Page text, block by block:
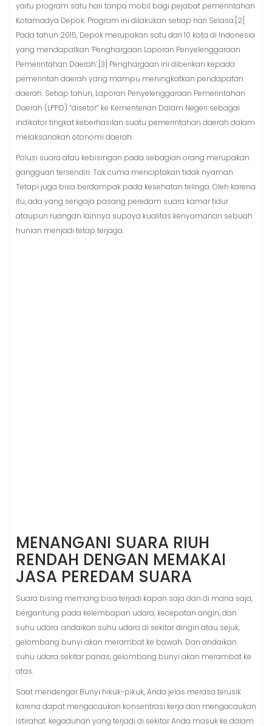
yaitu program satu hari tanpa mobil bagi pejabat pemerintahan
Kotamadya Depok. Program ini dilakukan setiap hari Selasa.[2]
Pada tahun 2015, Depok merupakan satu dari 10 kota di Indonesia
yang mendapatkan ‘Penghargaan Laporan Penyelenggaraan
Pemerintahan Daerah’.[3] Penghargaan ini diberikan kepada
pemerintah daerah yang mampu meningkatkan pendapatan
daerah. Setiap tahun, Laporan Penyelenggaraan Pemerintahan
Daerah (LPPD) “disetor” ke Kementerian Dalam Negeri sebagai
indikator tingkat keberhasilan suatu pemerintahan daerah dalam
melaksanakan otonomi daerah.
Polusi suara atau kebisingan pada sebagian orang merupakan
gangguan tersendiri. Tak cuma menciptakan tidak nyaman.
Tetapi juga bisa berdampak pada kesehatan telinga. Oleh karena
itu, ada yang sengaja pasang peredam suara kamar tidur
ataupun ruangan lainnya supaya kualitas kenyamanan sebuah
hunian menjadi tetap terjaga.
MENANGANI SUARA RIUH
RENDAH DENGAN MEMAKAI
JASA PEREDAM SUARA
Suara bising memang bisa terjadi kapan saja dan di mana saja,
bergantung pada kelembapan udara, kecepatan angin, dan
suhu udara. andaikan suhu udara di sekitar dingin atau sejuk,
gelombang bunyi akan merambat ke bawah. Dan andaikan
suhu udara sekitar panas, gelombang bunyi akan merambat ke
atas.
Saat mendengar Bunyi hikuk-pikuk, Anda jelas merasa terusik
karena dapat mengacaukan konsentrasi kerja dan mengacaukan
istirahat. kegaduhan yang terjadi di sekitar Anda masuk ke dalam